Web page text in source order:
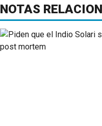
NOTAS